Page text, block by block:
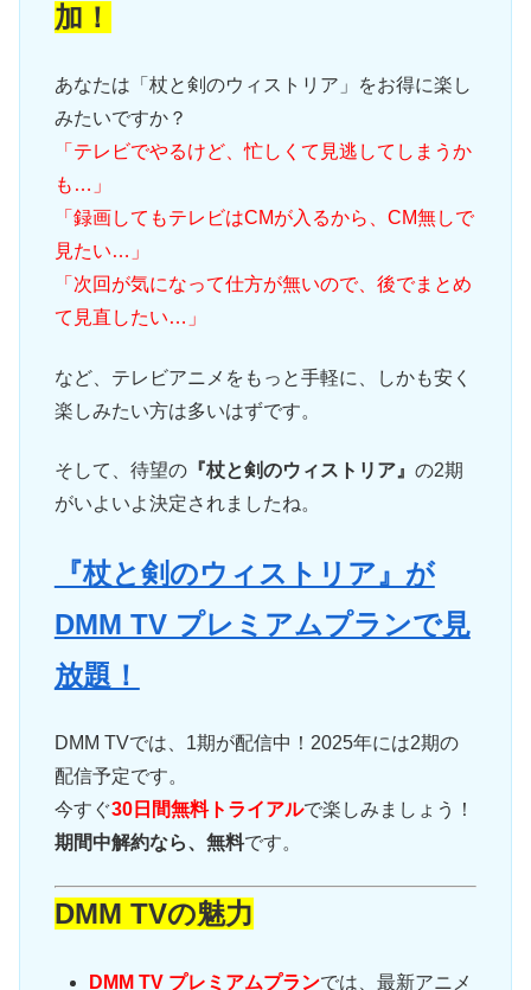
加！
あなたは「杖と剣のウィストリア」をお得に楽し
みたいですか？
「テレビでやるけど、忙しくて見逃してしまうか
も…」
「録画してもテレビはCMが入るから、CM無しで
見たい…」
「次回が気になって仕方が無いので、後でまとめ
て見直したい…」
など、テレビアニメをもっと手軽に、しかも安く
楽しみたい方は多いはずです。
そして、待望の『杖と剣のウィストリア』 の2期
がいよいよ決定されましたね。
『杖と剣のウィストリア』が
DMM TV プレミアムプランで見
放題！
DMM TVでは、1期が配信中！2025年には2期の
配信予定です。
今すぐ30日間無料トライアルで楽しみましょう！
期間中解約なら、無料です。
DMM TVの魅力
DMM TV プレミアムプランでは、最新アニメ